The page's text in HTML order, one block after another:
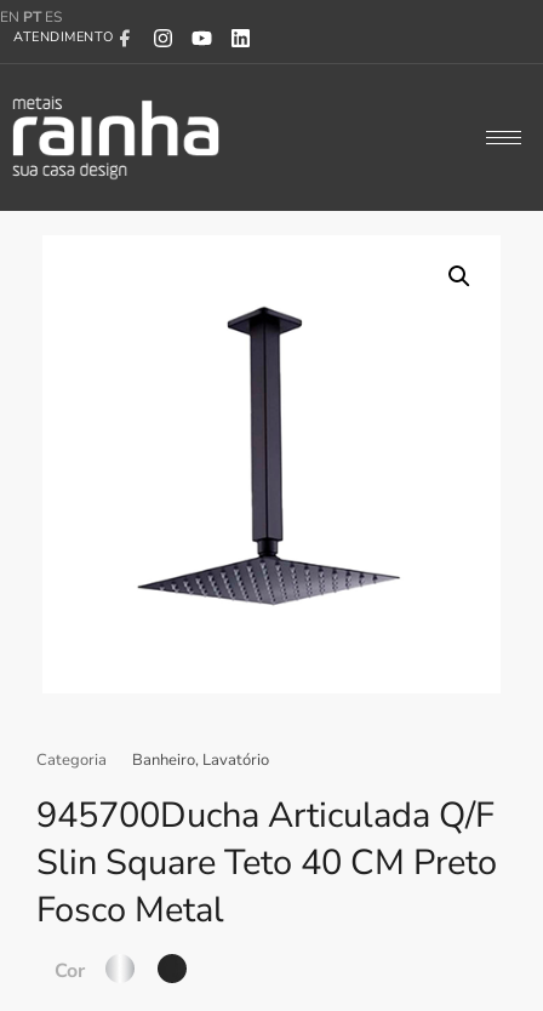
EN PT ES
ATENDIMENTO
Categoria Banheiro, Lavatório
945700Ducha Articulada Q/F
Slin Square Teto 40 CM Preto
Fosco Metal
Cor